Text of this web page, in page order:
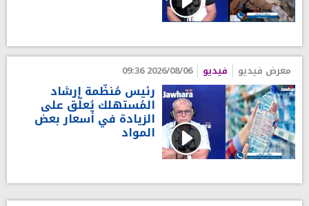
معرض فيديو فيديو 2026/08/06 09:36
رئيس مُنظّمة إرشاد
المُستهلك يُعلّق على
الزيادة في أسعار بعض
المواد